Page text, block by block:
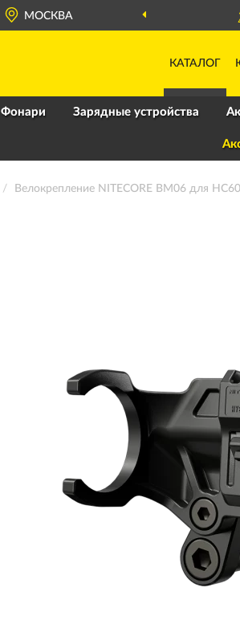
МОСКВА
КАТАЛОГ
Фонари Зарядные устройства
Велокрепление NITECORE BM06 для